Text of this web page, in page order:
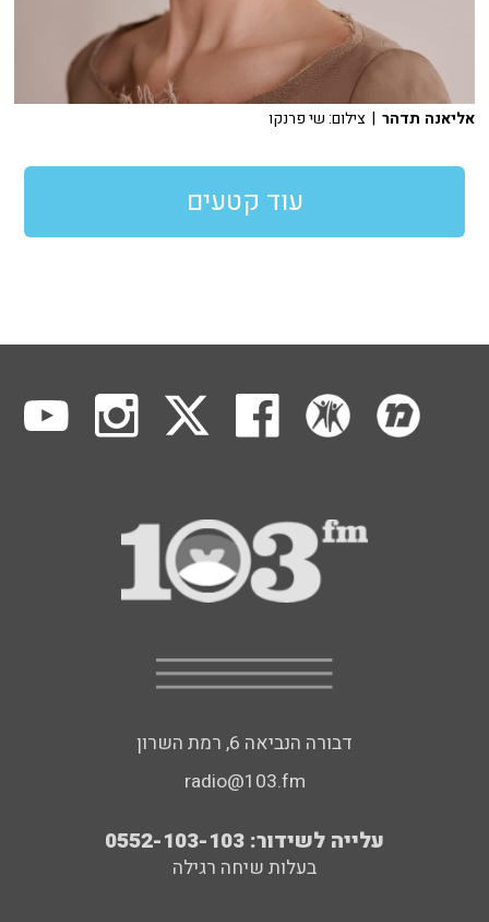
אליאנה תדהר | צילום: שי פרנקו
עוד קטעים
דבורה הנביאה 6, רמת השרון
radio@103.fm
עלייה לשידור: 0552-103-103
בעלות שיחה רגילה